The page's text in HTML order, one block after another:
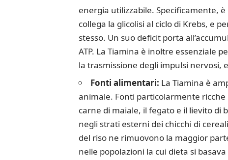
energia utilizzabile. Specificamente,
collega la glicolisi al ciclo di Krebs, e
stesso. Un suo deficit porta
ATP. La Tiamina è inoltre essenziale
la trasmissione degli impulsi nervosi,
Fonti alimentari: La Tiamina è
animale. Fonti particolarmente
carne di maiale, il fegato e il lievito di
negli strati esterni dei chicchi di
del riso ne rimuovono la maggior
nelle popolazioni la cui dieta si